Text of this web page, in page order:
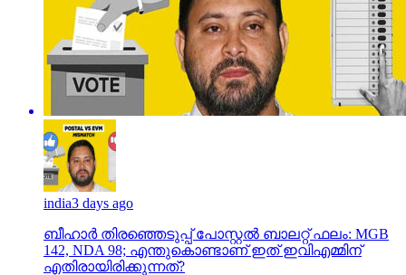
india3 days ago
ബീഹാർ തിരഞ്ഞെടുപ്പ് പോസ്റ്റൽ ബാലറ്റ് ഫലം: MGB
142, NDA 98; എന്തുകൊണ്ടാണ് ഇത് ഇവിഎമ്മിന്
എതിരായിരിക്കുന്നത്?